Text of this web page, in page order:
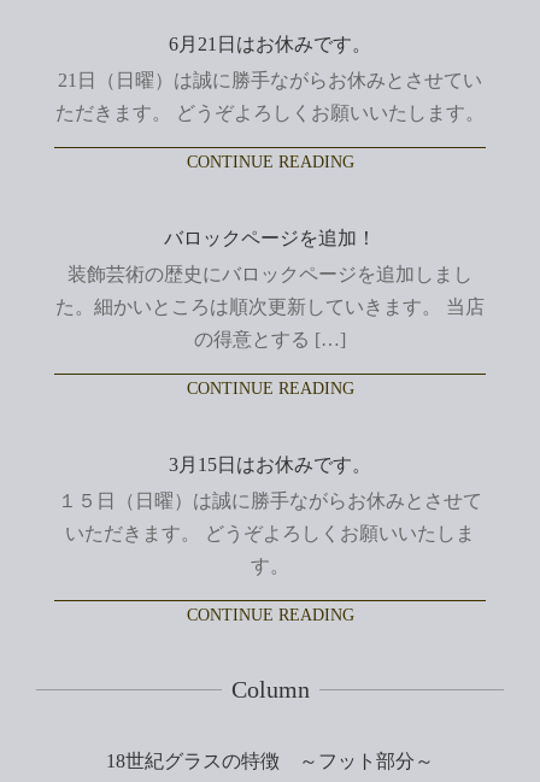
6月21日はお休みです。
21日（日曜）は誠に勝手ながらお休みとさせてい
ただきます。 どうぞよろしくお願いいたします。
CONTINUE READING
バロックページを追加！
装飾芸術の歴史にバロックページを追加しまし
た。細かいところは順次更新していきます。 当店
の得意とする […]
CONTINUE READING
3月15日はお休みです。
１５日（日曜）は誠に勝手ながらお休みとさせて
いただきます。 どうぞよろしくお願いいたしま
す。
CONTINUE READING
Column
18世紀グラスの特徴 ～フット部分～